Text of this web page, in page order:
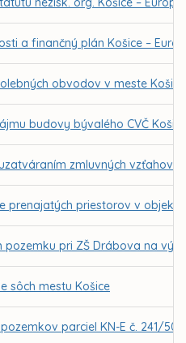
a finančný plán Košice –
obvodov v meste
budovy bývalého CVČ
zmluvných vzťahov
prenajatých priestorov v
pozemku pri ZŠ Drábova na
sôch mestu Košice
parciel KN-E č. 241/